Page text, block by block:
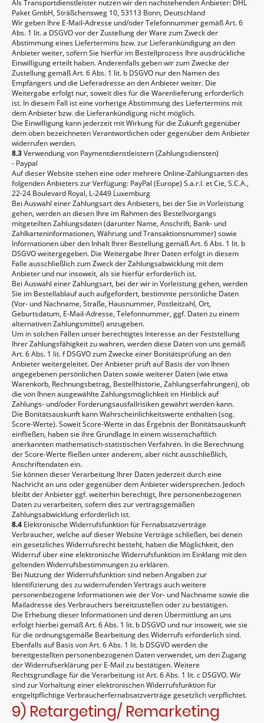
Als Transportdienstleister nutzen wir den nachstehenden Anbieter: DHL
Paket GmbH, Sträßchensweg 10, 53113 Bonn, Deutschland
Wir geben Ihre E-Mail-Adresse und/oder Telefonnummer gemäß Art. 6
Abs. 1 lit. a DSGVO vor der Zustellung der Ware zum Zweck der
Abstimmung eines Liefertermins bzw. zur Lieferankündigung an den
Anbieter weiter, sofern Sie hierfür im Bestellprozess Ihre ausdrückliche
Einwilligung erteilt haben. Anderenfalls geben wir zum Zwecke der
Zustellung gemäß Art. 6 Abs. 1 lit. b DSGVO nur den Namen des
Empfängers und die Lieferadresse an den Anbieter weiter. Die
Weitergabe erfolgt nur, soweit dies für die Warenlieferung erforderlich
ist. In diesem Fall ist eine vorherige Abstimmung des Liefertermins mit
dem Anbieter bzw. die Lieferankündigung nicht möglich.
Die Einwilligung kann jederzeit mit Wirkung für die Zukunft gegenüber
dem oben bezeichneten Verantwortlichen oder gegenüber dem Anbieter
widerrufen werden.
8.3Verwendung von Paymentdienstleistern (Zahlungsdiensten)
- Paypal
Auf dieser Website stehen eine oder mehrere Online-Zahlungsarten des
folgenden Anbieters zur Verfügung: PayPal (Europe) S.a.r.l. et Cie, S.C.A.,
22-24 Boulevard Royal, L-2449 Luxemburg
Bei Auswahl einer Zahlungsart des Anbieters, bei der Sie in Vorleistung
gehen, werden an diesen Ihre im Rahmen des Bestellvorgangs
mitgeteilten Zahlungsdaten (darunter Name, Anschrift, Bank- und
Zahlkarteninformationen, Währung und Transaktionsnummer) sowie
Informationen über den Inhalt Ihrer Bestellung gemäß Art. 6 Abs. 1 lit. b
DSGVO weitergegeben. Die Weitergabe Ihrer Daten erfolgt in diesem
Falle ausschließlich zum Zweck der Zahlungsabwicklung mit dem
Anbieter und nur insoweit, als sie hierfür erforderlich ist.
Bei Auswahl einer Zahlungsart, bei der wir in Vorleistung gehen, werden
Sie im Bestellablauf auch aufgefordert, bestimmte persönliche Daten
(Vor- und Nachname, Straße, Hausnummer, Postleitzahl, Ort,
Geburtsdatum, E-Mail-Adresse, Telefonnummer, ggf. Daten zu einem
alternativen Zahlungsmittel) anzugeben.
Um in solchen Fällen unser berechtigtes Interesse an der Feststellung
Ihrer Zahlungsfähigkeit zu wahren, werden diese Daten von uns gemäß
Art. 6 Abs. 1 lit. f DSGVO zum Zwecke einer Bonitätsprüfung an den
Anbieter weitergeleitet. Der Anbieter prüft auf Basis der von Ihnen
angegebenen persönlichen Daten sowie weiterer Daten (wie etwa
Warenkorb, Rechnungsbetrag, Bestellhistorie, Zahlungserfahrungen), ob
die von Ihnen ausgewählte Zahlungsmöglichkeit im Hinblick auf
Zahlungs- und/oder Forderungsausfallrisiken gewährt werden kann.
Die Bonitätsauskunft kann Wahrscheinlichkeitswerte enthalten (sog.
Score-Werte). Soweit Score-Werte in das Ergebnis der Bonitätsauskunft
einfließen, haben sie ihre Grundlage in einem wissenschaftlich
anerkannten mathematisch-statistischen Verfahren. In die Berechnung
der Score-Werte fließen unter anderem, aber nicht ausschließlich,
Anschriftendaten ein.
Sie können dieser Verarbeitung Ihrer Daten jederzeit durch eine
Nachricht an uns oder gegenüber dem Anbieter widersprechen. Jedoch
bleibt der Anbieter ggf. weiterhin berechtigt, Ihre personenbezogenen
Daten zu verarbeiten, sofern dies zur vertragsgemäßen
Zahlungsabwicklung erforderlich ist.
8.4 Elektronische Widerrufsfunktion für Fernabsatzverträge
Verbraucher, welche auf dieser Website Verträge schließen, bei denen
ein gesetzliches Widerrufsrecht besteht, haben die Möglichkeit, den
Widerruf über eine elektronische Widerrufsfunktion im Einklang mit den
geltenden Widerrufsbestimmungen zu erklären.
Bei Nutzung der Widerrufsfunktion sind neben Angaben zur
Identifizierung des zu widerrufenden Vertrags auch weitere
personenbezogene Informationen wie der Vor- und Nachname sowie die
Mailadresse des Verbrauchers bereitzustellen oder zu bestätigen.
Die Erhebung dieser Informationen und deren Übermittlung an uns
erfolgt hierbei gemäß Art. 6 Abs. 1 lit. b DSGVO und nur insoweit, wie sie
für die ordnungsgemäße Bearbeitung des Widerrufs erforderlich sind.
Ebenfalls auf Basis von Art. 6 Abs. 1 lit. b DSGVO werden die
bereitgestellten personenbezogenen Daten verwendet, um den Zugang
der Widerrufserklärung per E-Mail zu bestätigen. Weitere
Rechtsgrundlage für die Verarbeitung ist Art. 6 Abs. 1 lit. c DSGVO. Wir
sind zur Vorhaltung einer elektronischen Widerrufsfunktion für
entgeltpflichtige Verbraucherfernabsatzverträge gesetzlich verpflichtet.
9) Retargeting/ Remarketing